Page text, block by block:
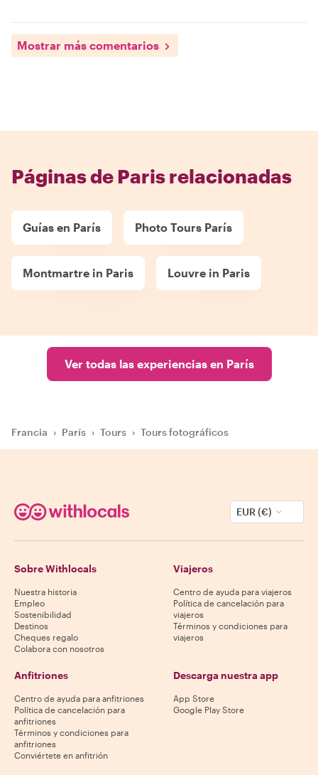
Mostrar más comentarios
Páginas de Paris relacionadas
Guías en París Photo Tours París
Montmartre in Paris Louvre in Paris
Ver todas las experiencias en París
Francia › París › Tours › Tours fotográficos
EUR (€)
Sobre Withlocals
Nuestra historia
Empleo
Sostenibilidad
Destinos
Cheques regalo
Colabora con nosotros
Viajeros
Centro de ayuda para viajeros
Política de cancelación para
viajeros
Términos y condiciones para
viajeros
Anfitriones
Centro de ayuda para anfitriones
Política de cancelación para
anfitriones
Términos y condiciones para
anfitriones
Conviértete en anfitrión
Descarga nuestra app
App Store
Google Play Store